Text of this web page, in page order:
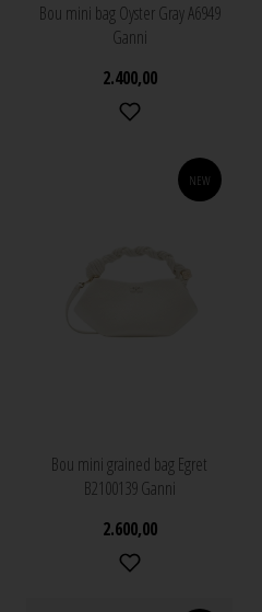
Bou mini bag Oyster Gray A6949
Ganni
2.400,00
NEW
Bou mini grained bag Egret
B2100139 Ganni
2.600,00